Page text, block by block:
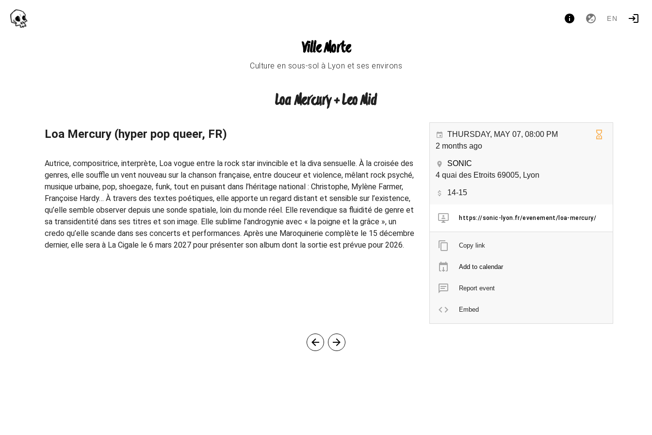
EN
Ville Morte
Culture en sous-sol à Lyon et ses environs
Loa Mercury + Leo Mid
Loa Mercury (hyper pop queer, FR)
Autrice, compositrice, interprète, Loa vogue entre la rock star invincible et la diva sensuelle. À la croisée des
genres, elle souffle un vent nouveau sur la chanson française, entre douceur et violence, mêlant rock psyché,
musique urbaine, pop, shoegaze, funk, tout en puisant dans l’héritage national : Christophe, Mylène Farmer,
Françoise Hardy… À travers des textes poétiques, elle apporte un regard distant et sensible sur l’existence,
qu’elle semble observer depuis une sonde spatiale, loin du monde réel. Elle revendique sa fluidité de genre et
sa transidentité dans ses titres et son image. Elle sublime l’androgynie avec « la poigne et la grâce », un
credo qu’elle scande dans ses concerts et performances. Après une Maroquinerie complète le 15 décembre
dernier, elle sera à La Cigale le 6 mars 2027 pour présenter son album dont la sortie est prévue pour 2026.
THURSDAY, MAY 07, 08:00 PM
2 months ago
SONIC
4 quai des Etroits 69005, Lyon
14-15
https://sonic-lyon.fr/evenement/loa-mercury/
Copy link
Add to calendar
Report event
Embed